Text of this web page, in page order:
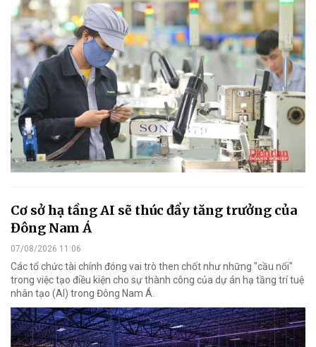
Cơ sở hạ tầng AI sẽ thúc đẩy tăng trưởng của
Đông Nam Á
07/08/2026 11:06
Các tổ chức tài chính đóng vai trò then chốt như những "cầu nối"
trong việc tạo điều kiện cho sự thành công của dự án hạ tầng trí tuệ
nhân tạo (AI) trong Đông Nam Á.